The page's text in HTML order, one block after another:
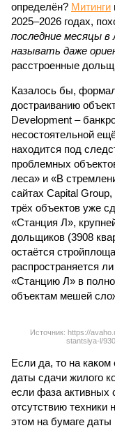
определён? Митинги
2025–2026 годах,
последние месяцы
называть даже
расстроенные
Казалось бы,
достраиванию
Development –
несостоятельной
находится под
проблемных
леса» и «В
сайтах Capital
трёх объектов уже
«Станция Л»,
дольщиков (3908
остаётся
распространяется
«Станцию Л» в
объектам мешей
Источник: https://
stantsiya-l/
Если да, то на каком
даты сдачи жилого
если фаза активных
отсутствию
этом на бумаге